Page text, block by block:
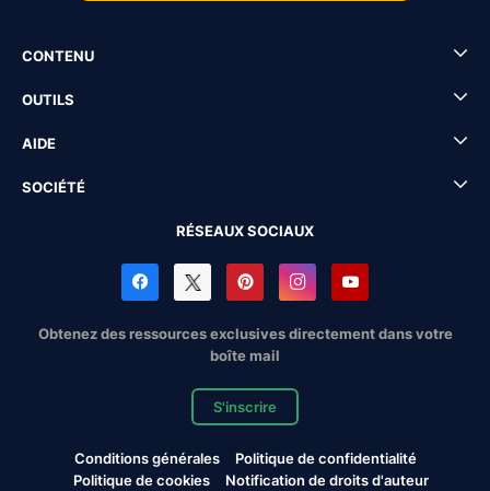
CONTENU
OUTILS
AIDE
SOCIÉTÉ
RÉSEAUX SOCIAUX
Obtenez des ressources exclusives directement dans votre
boîte mail
S'inscrire
Conditions générales
Politique de confidentialité
Politique de cookies
Notification de droits d'auteur